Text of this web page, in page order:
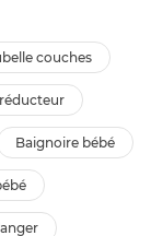
couches
réducteur
baignoire bébé